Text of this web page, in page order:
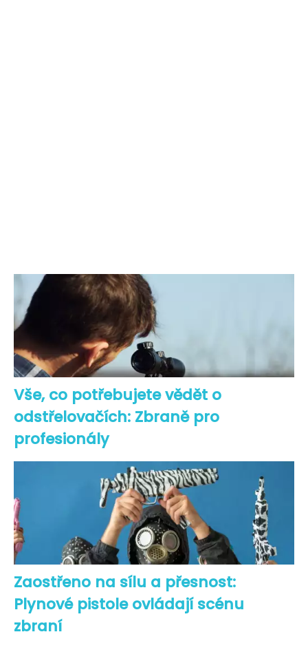
Vše, co potřebujete vědět o
odstřelovačích: Zbraně pro
profesionály
Zaostřeno na sílu a přesnost:
Plynové pistole ovládají scénu
zbraní